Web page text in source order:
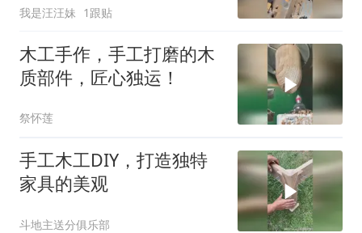
我是汪汪妹 1跟贴
木工手作，手工打磨的木
质部件，匠心独运！
祭怀莲
手工木工DIY，打造独特
家具的美观
斗地主送分俱乐部